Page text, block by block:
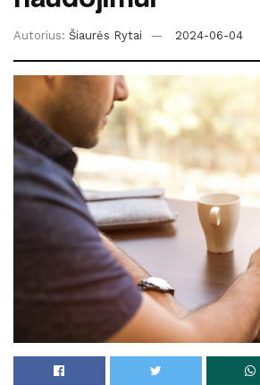
Autorius: Šiaurės Rytai 2024-06-04